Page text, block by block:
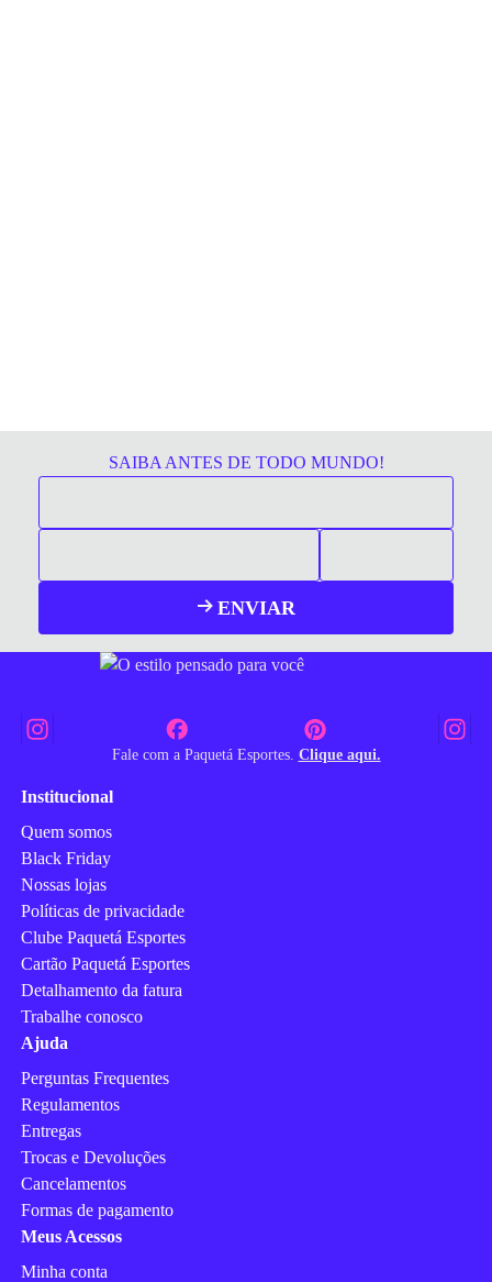
SAIBA ANTES DE TODO MUNDO!
ENVIAR
Fale com a Paquetá Esportes. Clique aqui.
Institucional
Quem somos
Black Friday
Nossas lojas
Políticas de privacidade
Clube Paquetá Esportes
Cartão Paquetá Esportes
Detalhamento da fatura
Trabalhe conosco
Ajuda
Perguntas Frequentes
Regulamentos
Entregas
Trocas e Devoluções
Cancelamentos
Formas de pagamento
Meus Acessos
Minha conta